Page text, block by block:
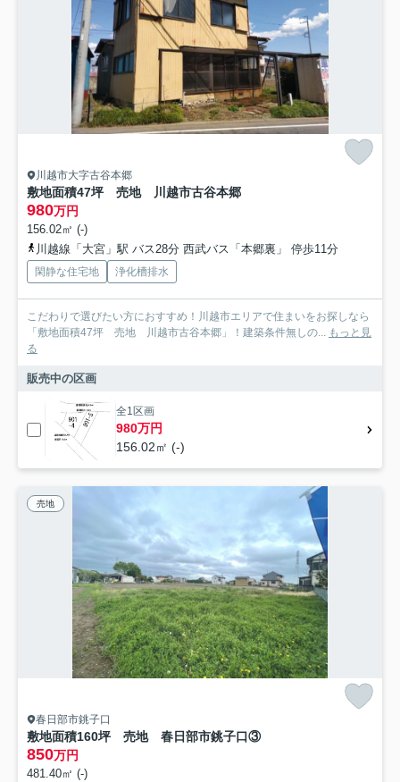
川越市大字古谷本郷
敷地面積47坪 売地 川越市古谷本郷
980万円
156.02㎡ (-)
川越線「大宮」駅 バス28分 西武バス「本郷裏」 停歩11分
閑静な住宅地 浄化槽排水
こだわりで選びたい方におすすめ！川越市エリアで住まいをお探しなら
「敷地面積47坪 売地 川越市古谷本郷」！建築条件無しの... もっと見
る
販売中の区画
全1区画
980万円
156.02㎡ (-)
売地
春日部市銚子口
敷地面積160坪 売地 春日部市銚子口③
850万円
481.40㎡ (-)